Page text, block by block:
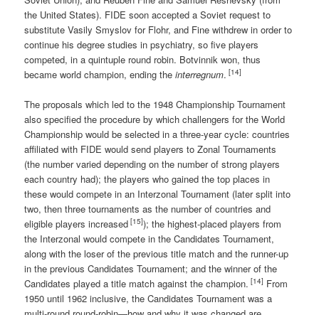
the United States). FIDE soon accepted a Soviet request to
substitute Vasily Smyslov for Flohr, and Fine withdrew in order to
continue his degree studies in psychiatry, so five players
competed, in a quintuple round robin. Botvinnik won, thus
became world champion, ending theinterregnum. [14]
The proposals which led to the 1948 Championship Tournament
also specified the procedure by which challengers for the World
Championship would be selected in a three-year cycle: countries
affiliated with FIDE would send players to Zonal Tournaments
(the number varied depending on the number of strong players
each country had); the players who gained the top places in
these would compete in an Interzonal Tournament (later split into
two, then three tournaments as the number of countries and
eligible players increased [15]); the highest-placed players from
the Interzonal would compete in the Candidates Tournament,
along with the loser of the previous title match and the runner-up
in the previous Candidates Tournament; and the winner of the
Candidates played a title match against the champion. [14] From
1950 until 1962 inclusive, the Candidates Tournament was a